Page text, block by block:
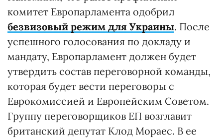
комитет Европарламента одобрил
безвизовый режим для Украины. После
успешного голосования по докладу и
мандату, Европарламент должен будет
утвердить состав переговорной команды,
которая будет вести переговоры с
Еврокомиссией и Европейским Советом.
Группу переговорщиков ЕП возглавит
британский депутат Клод Мораес. В ее